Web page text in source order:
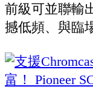
前級可並聯輸
撼低頻、與臨